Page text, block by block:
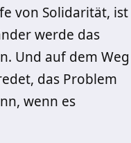
von Solidarität, ist
werde das
Und auf dem Weg
das Problem
wenn es